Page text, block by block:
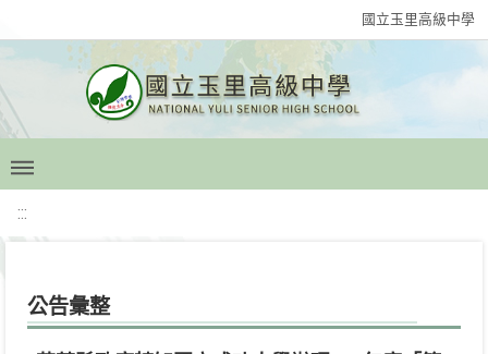
國立玉里高級中學
:::
公告彙整